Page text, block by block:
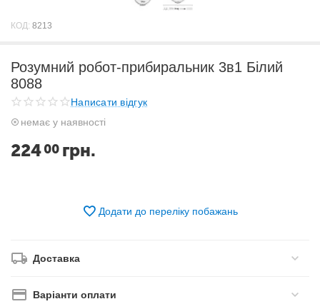
КОД: 8213
Розумний робот-прибиральник 3в1 Білий
8088
Написати відгук
немає у наявності
22400 грн.
Додати до переліку побажань
Доставка
Варіанти оплати